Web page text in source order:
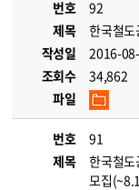
번호
92
제목
한국철
작성일
2016-
조회수
34,862
파일
번호
91
제목
한국철도
모집